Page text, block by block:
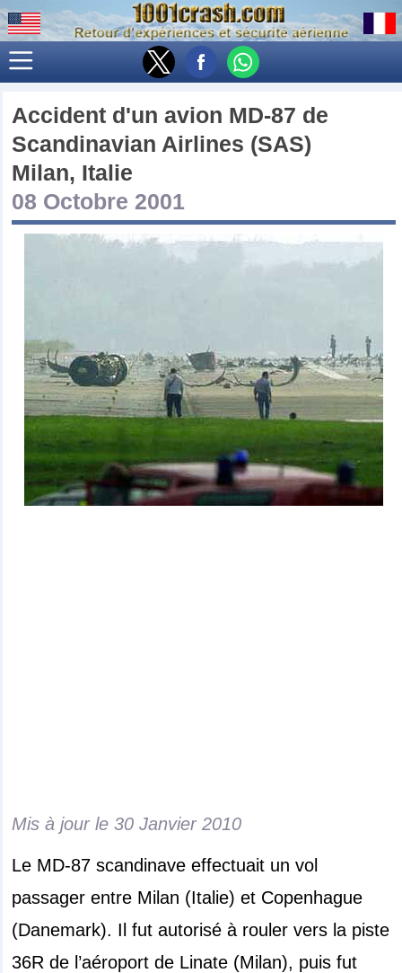
Accident d'un avion MD-87 de
Scandinavian Airlines (SAS)
Milan, Italie
08 Octobre 2001
Mis à jour le30 Janvier 2010
Le MD-87 scandinave effectuait un vol
passager entre Milan (Italie) et Copenhague
(Danemark). Il fut autorisé à rouler vers la piste
36R de l’aéroport de Linate (Milan), puis fut